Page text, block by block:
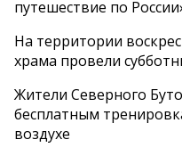
путешествие по
На территории
храма провели
Жители Северного
бесплатным
воздухе